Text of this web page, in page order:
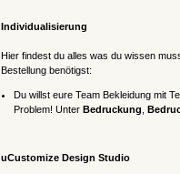
Individualisierung
Hier findest du alles was du wissen
Bestellung benötigst:
Du willst eure Team Bekleidung mit
Problem! Unter Bedruckung
uCustomize Design Studio